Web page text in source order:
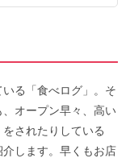
る「食べログ」。そ
オープン早々、高い
されたりしている
介します。早くもお店